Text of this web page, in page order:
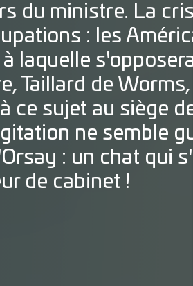
du ministre. La
: les
laquelle
Taillard de
ce sujet au siège
ne semble
: un chat qui
de cabinet !